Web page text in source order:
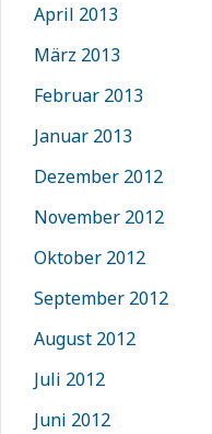
April 2013
März 2013
Februar 2013
Januar 2013
Dezember 2012
November 2012
Oktober 2012
September 2012
August 2012
Juli 2012
Juni 2012